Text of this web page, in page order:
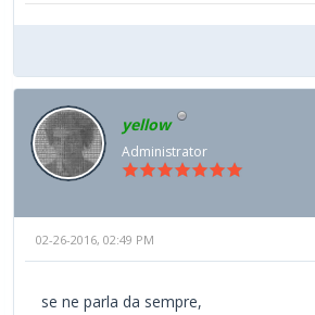
yellow
Administrator
02-26-2016, 02:49 PM
se ne parla da sempre,